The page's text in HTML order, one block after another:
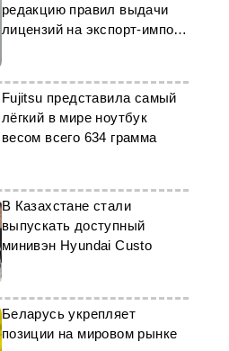
редакцию правил выдачи
лицензий на экспорт-импорт
Fujitsu представила самый
лёгкий в мире ноутбук
весом всего 634 грамма
В Казахстане стали
выпускать доступный
минивэн Hyundai Custo
Беларусь укрепляет
позиции на мировом рынке